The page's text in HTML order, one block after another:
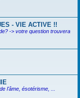
- VIE ACTIVE !!
-> votre question trouvera
l'âme, ésotérisme, ...